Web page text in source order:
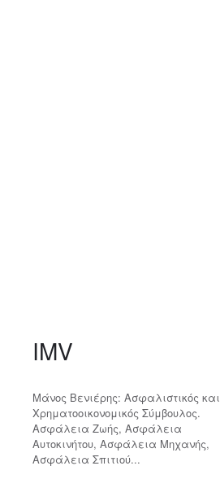
IMV
Μάνος Βενιέρης: Ασφαλιστικός και
Χρηματοοικονομικός Σύμβουλος.
Ασφάλεια Ζωής, Ασφάλεια
Αυτοκινήτου, Ασφάλεια Μηχανής,
Ασφάλεια Σπιτιού...